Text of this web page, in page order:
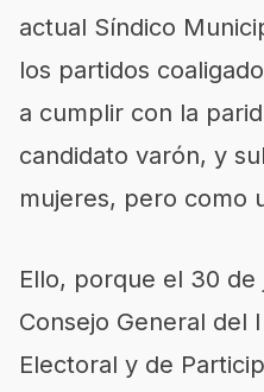
actual Síndico
los partidos
a cumplir con la
candidato varón, y
mujeres, pero como
Ello, porque el 30 de
Consejo General del
Electoral y de